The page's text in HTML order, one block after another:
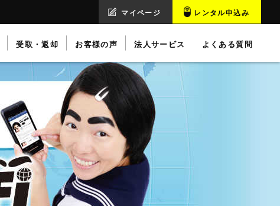
マイページ レンタル申込み
受取・返却 お客様の声 法人サービス よくある質問